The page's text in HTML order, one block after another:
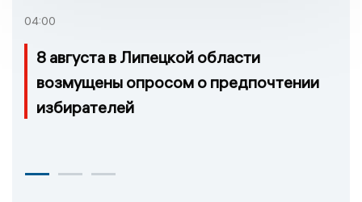
04:00
8 августа в Липецкой области
возмущены опросом о предпочтении
избирателей